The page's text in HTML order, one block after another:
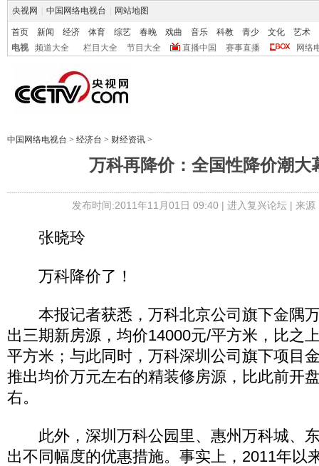
央视网 中国网络电视台 网站地图
首页 新闻 经济 体育 综艺 春晚 戏曲 音乐 科教 青少 文化
艺术
电视
频道大全 栏目大全 节目大全 直播中国 赛事直播 网络
中国网络电视台 > 经济台 > 财经资讯 >
万科再降价：全国性降价潮大
发布时间:2011年11月01日 09:40 | 进入复兴论坛| 来源
张晓玲
万科降价了！
本报记者获悉，万科北京公司旗下金隅
出三期新房源，均价14000元/平方米，比之
平方米；与此同时，万科深圳公司旗下项目
推出均价万元左右的精装修房源，比此前开
右。
此外，深圳万科公园里、惠州万科城、
出不同幅度的优惠措施。事实上，2011年以